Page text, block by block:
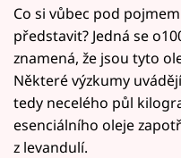
Co si vůbec pod
představit? Jedná se
znamená, že jsou tyto
Některé výzkumy
tedy necelého půl
esenciálního oleje
z levandulí.